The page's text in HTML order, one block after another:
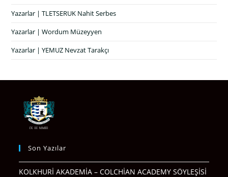
Yazarlar | TLETSERUK Nahit Serbes
Yazarlar | Wordum Müzeyyen
Yazarlar | YEMUZ Nevzat Tarakçı
Son Yazılar
KOLKHURİ AKADEMİA – COLCHİAN ACADEMY SÖYLEŞİSİ